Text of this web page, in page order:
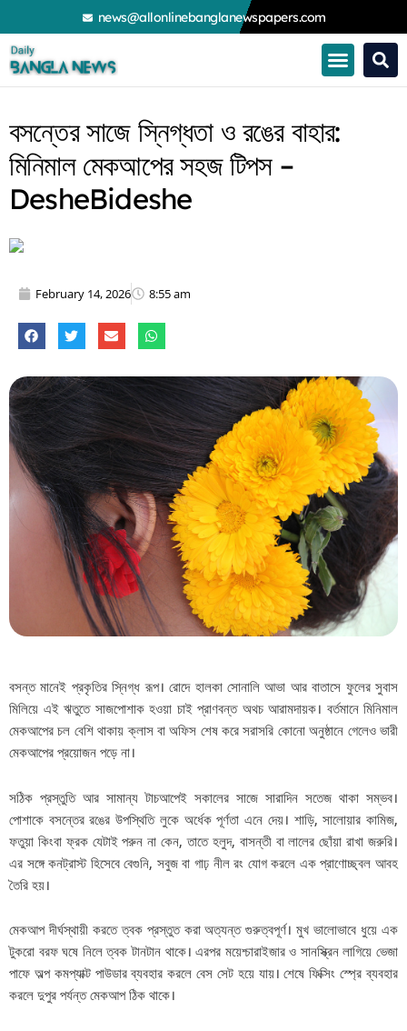
to
content
news@allonlinebanglanewspapers.com
বসন্তের সাজে স্নিগ্ধতা ও রঙের বাহার:
মিনিমাল মেকআপের সহজ টিপস –
DesheBideshe
February 14, 2026 8:55 am
বসন্ত মানেই প্রকৃতির স্নিগ্ধ রূপ। রোদে হালকা সোনালি আভা আর বাতাসে ফুলের সুবাস
মিলিয়ে এই ঋতুতে সাজপোশাক হওয়া চাই প্রাণবন্ত অথচ আরামদায়ক। বর্তমানে মিনিমাল
মেকআপের চল বেশি থাকায় ক্লাস বা অফিস শেষ করে সরাসরি কোনো অনুষ্ঠানে গেলেও ভারী
মেকআপের প্রয়োজন পড়ে না।
সঠিক প্রস্তুতি আর সামান্য টাচআপেই সকালের সাজে সারাদিন সতেজ থাকা সম্ভব।
পোশাকে বসন্তের রঙের উপস্থিতি লুকে অর্ধেক পূর্ণতা এনে দেয়। শাড়ি, সালোয়ার কামিজ,
ফতুয়া কিংবা ফ্রক যেটাই পরুন না কেন, তাতে হলুদ, বাসন্তী বা লালের ছোঁয়া রাখা জরুরি।
এর সঙ্গে কনট্রাস্ট হিসেবে বেগুনি, সবুজ বা গাঢ় নীল রং যোগ করলে এক প্রাণোচ্ছ্বল আবহ
তৈরি হয়।
মেকআপ দীর্ঘস্থায়ী করতে ত্বক প্রস্তুত করা অত্যন্ত গুরুত্বপূর্ণ। মুখ ভালোভাবে ধুয়ে এক
টুকরো বরফ ঘষে নিলে ত্বক টানটান থাকে। এরপর ময়েশ্চারাইজার ও সানস্ক্রিন লাগিয়ে ভেজা
পাফে অল্প কমপ্যাক্ট পাউডার ব্যবহার করলে বেস সেট হয়ে যায়। শেষে ফিক্সিং স্প্রে ব্যবহার
করলে দুপুর পর্যন্ত মেকআপ ঠিক থাকে।